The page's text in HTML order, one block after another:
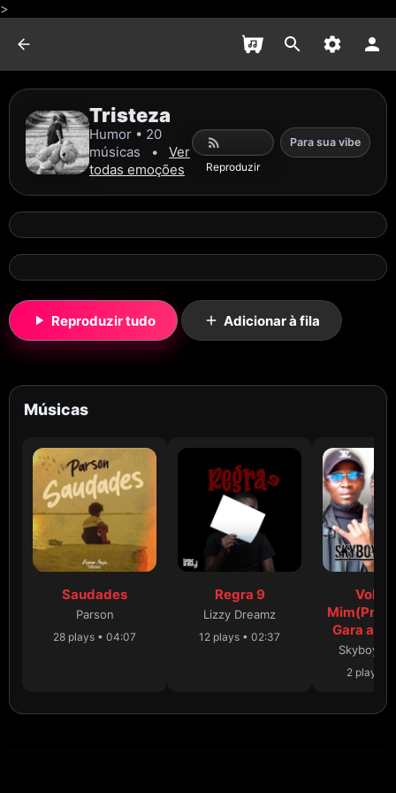
>
Tristeza
Humor • 20
músicas
•
Ver
todas emoções
Reproduzir
Para sua vibe
Reproduzir tudo Adicionar à fila
Músicas
Saudades
Parson
28 plays • 04:07
Regra 9
Lizzy Dreamz
12 plays • 02:37
Volta
Mim(Prod
Gara and
Skyboy O
2 plays •